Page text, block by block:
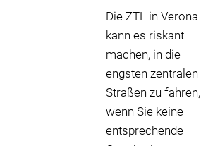
Die ZTL in Verona
kann es riskant
machen, in die
engsten zentralen
Straßen zu fahren,
wenn Sie keine
entsprechende